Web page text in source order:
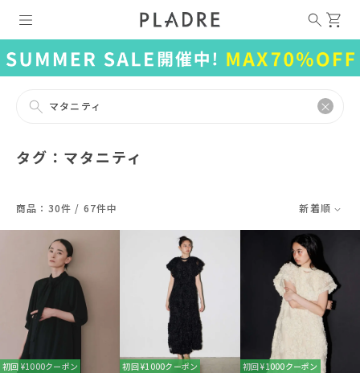
マタニティ
タグ：マタニティ
商品：30件 / 67件中 新着順
初回 ¥1000クーポン 初回 ¥1000クーポン 初回 ¥1000クーポン